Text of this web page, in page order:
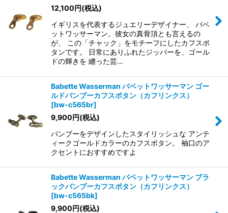
12,100円(税込)
イギリスを代表するジュエリーデザイナー、 バベ
ットワッサーマン。彼女の真骨頂とも言えるの
が、 この「チャック」をモチーフにしたカフスボ
タンです。 日常にありふれたジッパーを、ゴール
ドの輝きを 纏った芸…
Babette Wasserman バベットワッサーマン ゴー
ルドバンブーカフスボタン（カフリンクス）
[bw-c565br]
9,900円(税込)
バンブーをデザインしたスタイリッシュな アンテ
ィークゴールドカラーのカフスボタン。 袖口のア
クセントにおすすめですよ
Babette Wasserman バベットワッサーマン ブラ
ックバンブーカフスボタン（カフリンクス）
[bw-c565bk]
9,900円(税込)